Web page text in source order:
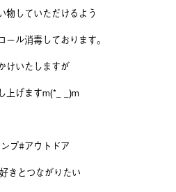
物していただけるよう
ル消毒しております。
けいたしますが
上げますm(*_ _)m
プ#アウトドア
きとつながりたい